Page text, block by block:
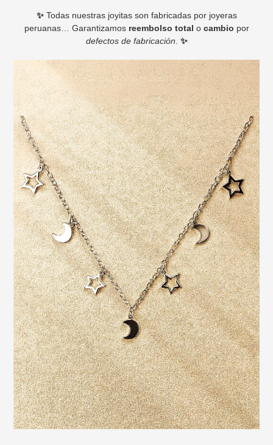
✨Todas nuestras joyitas son fabricadas por joyeras
peruanas… Garantizamos reembolso total o cambio por
defectos de fabricación. ✨